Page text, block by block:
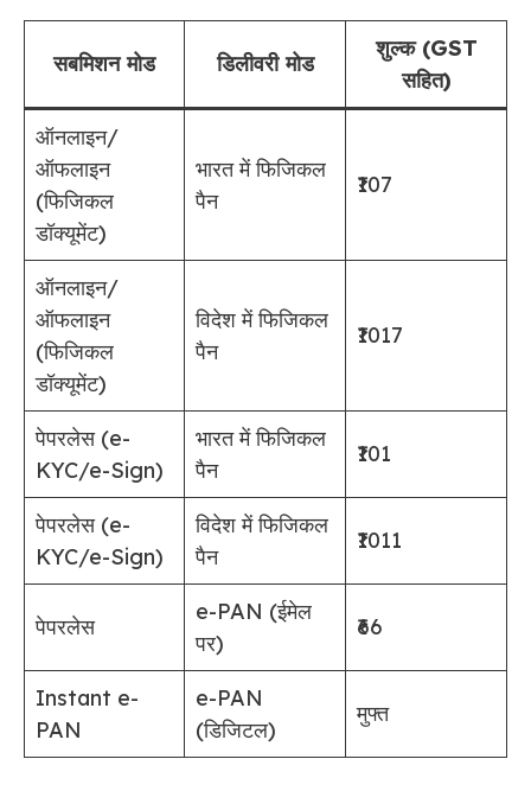
सबमिशन मोड डिलीवरी मोड
शुल्क (GST
सहित)
ऑनलाइन/
ऑफलाइन
(फिजिकल
डॉक्यूमेंट)
भारत में फिजिकल
पैन
₹107
ऑनलाइन/
ऑफलाइन
(फिजिकल
डॉक्यूमेंट)
विदेश में फिजिकल
पैन
₹1017
पेपरलेस (e-
KYC/e-Sign)
भारत में फिजिकल
पैन
₹101
पेपरलेस (e-
KYC/e-Sign)
विदेश में फिजिकल
पैन
₹1011
पेपरलेस
e-PAN (ईमेल
पर)
₹66
Instant e-
PAN
e-PAN
(डिजिटल)
मुफ्त